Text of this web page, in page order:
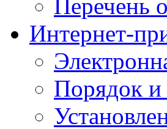
Перечень
Интернет-
Порядок и